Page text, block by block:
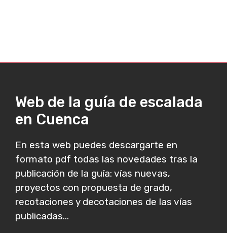
Web de la guía de escalada
en Cuenca
En esta web puedes descargarte en
formato pdf todas las novedades tras la
publicación de la guía: vías nuevas,
proyectos con propuesta de grado,
recotaciones y decotaciones de las vías
publicadas...